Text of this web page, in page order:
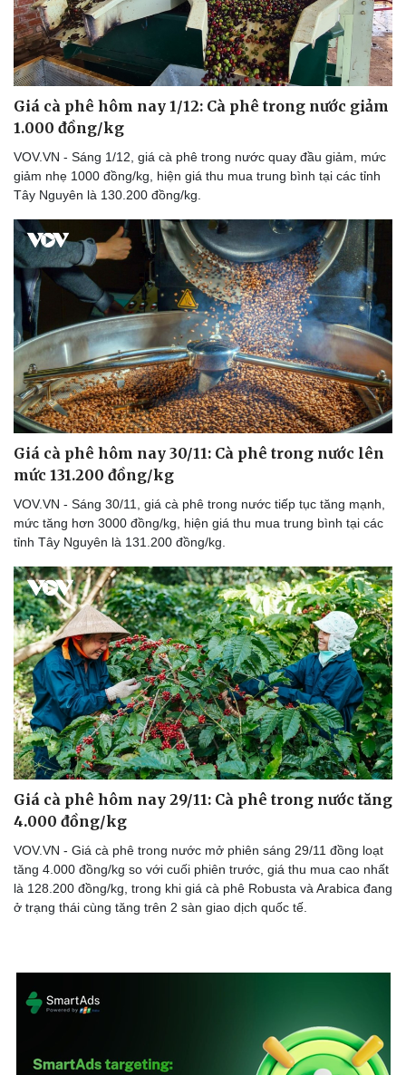
Doanh nghiệp
Thông tin doanh nghiệp
Doanh nghiệp 24h
Doanh nhân
Vì cộng đồng
Công nghệ
Sành điệu
Tin Công nghệ
Trải nghiệm
Chuyển đổi số
Giá cà phê hôm nay 1/12: Cà phê trong nước giảm
1.000 đồng/kg
VOV.VN - Sáng 1/12, giá cà phê trong nước quay đầu giảm, mức
giảm nhẹ 1000 đồng/kg, hiện giá thu mua trung bình tại các tỉnh
Tây Nguyên là 130.200 đồng/kg.
Giá cà phê hôm nay 30/11: Cà phê trong nước lên
mức 131.200 đồng/kg
VOV.VN - Sáng 30/11, giá cà phê trong nước tiếp tục tăng mạnh,
mức tăng hơn 3000 đồng/kg, hiện giá thu mua trung bình tại các
tỉnh Tây Nguyên là 131.200 đồng/kg.
Giá cà phê hôm nay 29/11: Cà phê trong nước tăng
4.000 đồng/kg
VOV.VN - Giá cà phê trong nước mở phiên sáng 29/11 đồng loạt
tăng 4.000 đồng/kg so với cuối phiên trước, giá thu mua cao nhất
là 128.200 đồng/kg, trong khi giá cà phê Robusta và Arabica đang
ở trạng thái cùng tăng trên 2 sàn giao dịch quốc tế.